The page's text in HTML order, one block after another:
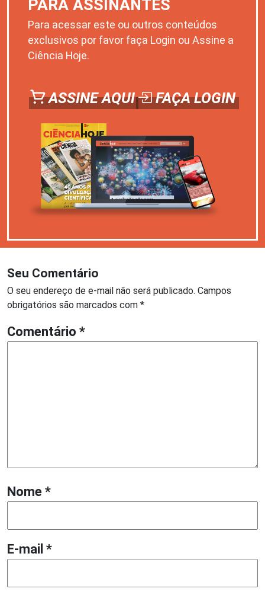
PARA ASSINANTES
Para acessar este ou outros conteúdos
exclusivos por favor faça Login ou Assine a
Ciência Hoje.
ASSINE AQUI FAÇA LOGIN
Seu Comentário
O seu endereço de e-mail não será publicado. Campos
obrigatórios são marcados com *
Comentário *
Nome *
E-mail *